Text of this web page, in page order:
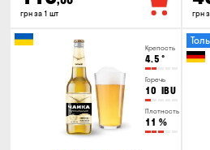
грн за 1 шт грн
Крепость
4.5 °
Горечь
10 IBU
Плотность
11 %